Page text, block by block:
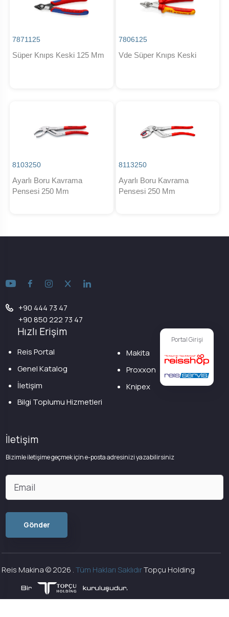
7871125
Süper Knıps Keski 125 Mm
7806125
Vde Süper Knıps Keski
8103250
Ayarlı Boru Kavrama
Pensesi 250 Mm
8113250
Ayarlı Boru Kavrama
Pensesi 250 Mm
Portal Girişi
+90 444 73 47
+90 850 222 73 47
Hızlı Erişim
Reis Portal
Genel Katalog
İletişim
Bilgi Toplumu Hizmetleri
Makita
Proxxon
Knipex
İletişim
Bizimle iletişime geçmek için e-posta adresinizi yazabilirsiniz
Reis Makina ©2026 .Tüm Hakları SaklıdırTopçu Holding